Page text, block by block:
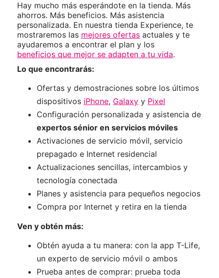
Hay mucho más esperándote en la tienda. Más
ahorros. Más beneficios. Más asistencia
personalizada. En nuestra tienda Experience, te
mostraremos las mejores ofertas actuales y te
ayudaremos a encontrar el plan y los
beneficios que mejor se adapten a tu vida.
Lo que encontrarás:
Ofertas y demostraciones sobre los últimos
dispositivos iPhone, Galaxy y Pixel
Configuración personalizada y asistencia de
expertos sénior en servicios móviles
Activaciones de servicio móvil, servicio
prepagado e Internet residencial
Actualizaciones sencillas, intercambios y
tecnología conectada
Planes y asistencia para pequeños negocios
Compra por Internet y retira en la tienda
Ven y obtén más:
Obtén ayuda a tu manera: con la app T-Life,
un experto de servicio móvil o ambos
Prueba antes de comprar: prueba toda